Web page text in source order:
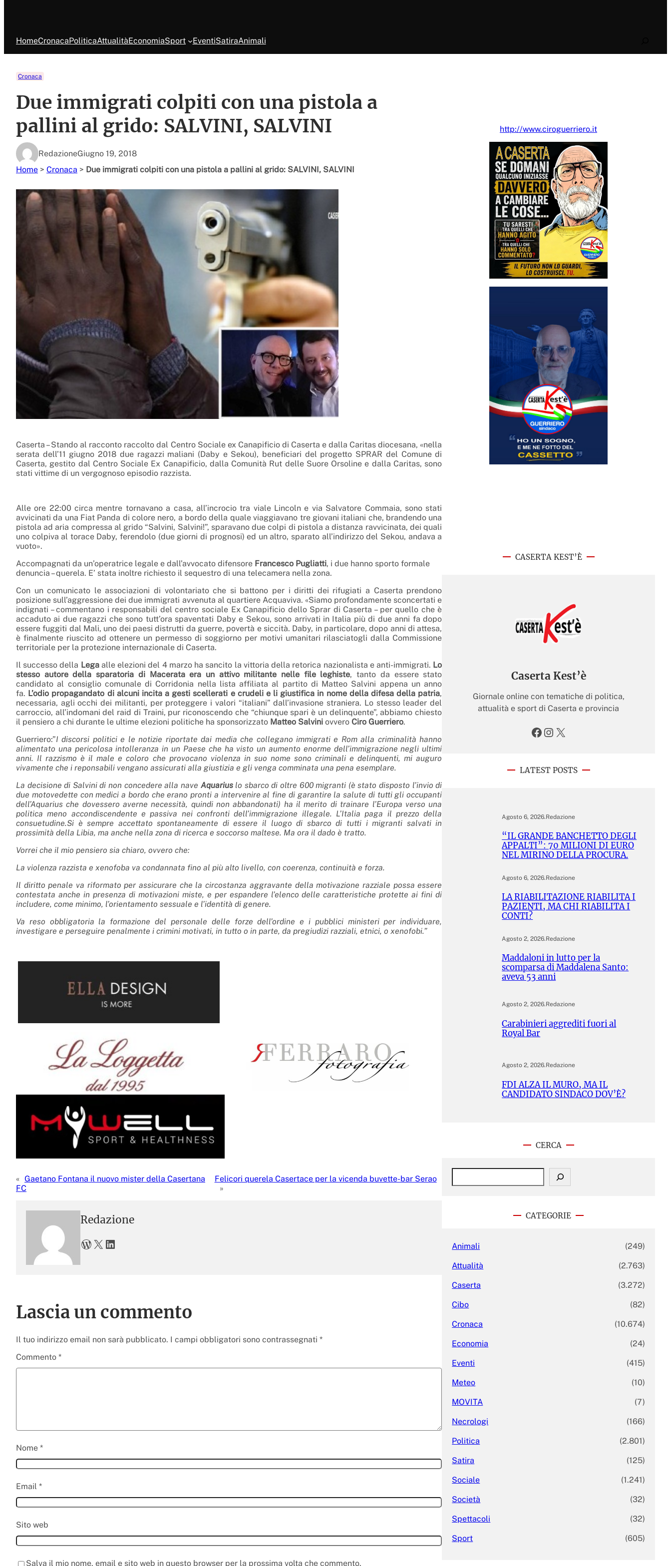
HomeCronacaPoliticaAttualitàEconomiaSport EventiSatiraAnimali
Cronaca
Due immigrati colpiti con una pistola a
pallini al grido: SALVINI, SALVINI
RedazioneGiugno 19, 2018
Home > Cronaca > Due immigrati colpiti con una pistola a pallini al grido: SALVINI, SALVINI
Caserta – Stando al racconto raccolto dal Centro Sociale ex Canapificio di Caserta e dalla Caritas diocesana, «nella
serata dell’11 giugno 2018 due ragazzi maliani (Daby e Sekou), beneficiari del progetto SPRAR del Comune di
Caserta, gestito dal Centro Sociale Ex Canapificio, dalla Comunità Rut delle Suore Orsoline e dalla Caritas, sono
stati vittime di un vergognoso episodio razzista.
Alle ore 22:00 circa mentre tornavano a casa, all’incrocio tra viale Lincoln e via Salvatore Commaia, sono stati
avvicinati da una Fiat Panda di colore nero, a bordo della quale viaggiavano tre giovani italiani che, brandendo una
pistola ad aria compressa al grido “Salvini, Salvini!”, sparavano due colpi di pistola a distanza ravvicinata, dei quali
uno colpiva al torace Daby, ferendolo (due giorni di prognosi) ed un altro, sparato all’indirizzo del Sekou, andava a
vuoto».
Accompagnati da un’operatrice legale e dall’avvocato difensore Francesco Pugliatti, i due hanno sporto formale
denuncia – querela. E’ stata inoltre richiesto il sequestro di una telecamera nella zona.
Con un comunicato le associazioni di volontariato che si battono per i diritti dei rifugiati a Caserta prendono
posizione sull’aggressione dei due immigrati avvenuta al quartiere Acquaviva. «Siamo profondamente sconcertati e
indignati – commentano i responsabili del centro sociale Ex Canapificio dello Sprar di Caserta – per quello che è
accaduto ai due ragazzi che sono tutt’ora spaventati Daby e Sekou, sono arrivati in Italia più di due anni fa dopo
essere fuggiti dal Mali, uno dei paesi distrutti da guerre, povertà e siccità. Daby, in particolare, dopo anni di attesa,
è finalmente riuscito ad ottenere un permesso di soggiorno per motivi umanitari rilasciatogli dalla Commissione
territoriale per la protezione internazionale di Caserta.
Il successo della Legaalle elezioni del 4 marzo ha sancito la vittoria della retorica nazionalista e anti-immigrati. Lo
stesso autore della sparatoria di Macerata era un attivo militante nelle file leghiste, tanto da essere stato
candidato al consiglio comunale di Corridonia nella lista affiliata al partito di Matteo Salvini appena un anno
fa. L’odio propagandato di alcuni incita a gesti scellerati e crudeli e li giustifica in nome della difesa della patria,
necessaria, agli occhi dei militanti, per proteggere i valori “italiani” dall’invasione straniera. Lo stesso leader del
carroccio, all’indomani del raid di Traini, pur riconoscendo che “chiunque spari è un delinquente”, abbiamo chiesto
il pensiero a chi durante le ultime elezioni politiche ha sponsorizzato Matteo Salvini ovvero Ciro Guerriero.
Guerriero:”I discorsi politici e le notizie riportate dai media che collegano immigrati e Rom alla criminalità hanno
alimentato una pericolosa intolleranza in un Paese che ha visto un aumento enorme dell’immigrazione negli ultimi
anni. Il razzismo è il male e coloro che provocano violenza in suo nome sono criminali e delinquenti, mi auguro
vivamente che i reponsabili vengano assicurati alla giustizia e gli venga comminata una pena esemplare.
La decisione di Salvini di non concedere alla nave Aquariuslo sbarco di oltre 600 migranti (è stato disposto l’invio di
due motovedette con medici a bordo che erano pronti a intervenire al fine di garantire la salute di tutti gli occupanti
dell’Aquarius che dovessero averne necessità, quindi non abbandonati) ha il merito di trainare l’Europa verso una
politica meno accondiscendente e passiva nei confronti dell’immigrazione illegale. L’Italia paga il prezzo della
consuetudine.Si è sempre accettato spontaneamente di essere il luogo di sbarco di tutti i migranti salvati in
prossimità della Libia, ma anche nella zona di ricerca e soccorso maltese. Ma ora il dado è tratto.
Vorrei che il mio pensiero sia chiaro, ovvero che:
La violenza razzista e xenofoba va condannata fino al più alto livello, con coerenza, continuità e forza.
Il diritto penale va riformato per assicurare che la circostanza aggravante della motivazione razziale possa essere
contestata anche in presenza di motivazioni miste, e per espandere l’elenco delle caratteristiche protette ai fini di
includere, come minimo, l’orientamento sessuale e l’identità di genere.
Va reso obbligatoria la formazione del personale delle forze dell’ordine e i pubblici ministeri per individuare,
investigare e perseguire penalmente i crimini motivati, in tutto o in parte, da pregiudizi razziali, etnici, o xenofobi.”
« Gaetano Fontana il nuovo mister della Casertana
FC
Felicori querela Casertace per la vicenda buvette-bar Serao
»
Redazione
WordPress X LinkedIn
Lascia un commento
Il tuo indirizzo email non sarà pubblicato. I campi obbligatori sono contrassegnati *
Commento *
Nome *
Email *
Sito web
Salva il mio nome, email e sito web in questo browser per la prossima volta che commento.
http://www.ciroguerriero.it
CASERTA KEST’È
Caserta Kest’è
Giornale online con tematiche di politica,
attualità e sport di Caserta e provincia
Facebook Instagram X
LATEST POSTS
Agosto 6, 2026.Redazione
“IL GRANDE BANCHETTO DEGLI
APPALTI”: 70 MILIONI DI EURO
NEL MIRINO DELLA PROCURA.
Agosto 6, 2026.Redazione
LA RIABILITAZIONE RIABILITA I
PAZIENTI, MA CHI RIABILITA I
CONTI?
Agosto 2, 2026.Redazione
Maddaloni in lutto per la
scomparsa di Maddalena Santo:
aveva 53 anni
Agosto 2, 2026.Redazione
Carabinieri aggrediti fuori al
Royal Bar
Agosto 2, 2026.Redazione
FDI ALZA IL MURO, MA IL
CANDIDATO SINDACO DOV’È?
CERCA
CATEGORIE
Animali (249)
Attualità (2.763)
Caserta (3.272)
Cibo (82)
Cronaca (10.674)
Economia (24)
Eventi (415)
Meteo (10)
MOVITA (7)
Necrologi (166)
Politica (2.801)
Satira (125)
Sociale (1.241)
Società (32)
Spettacoli (32)
Sport (605)